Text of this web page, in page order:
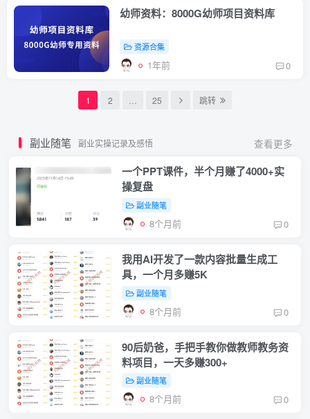
幼师资料：8000G幼师项目资料库
资源合集
1年前 0
1 2 … 25 跳转
副业随笔 副业实操记录及感悟 查看更多
一个PPT课件，半个月赚了4000+实
操复盘
副业随笔
8个月前 0
我用AI开发了一款内容批量生成工
具，一个月多赚5K
副业随笔
8个月前 0
90后奶爸，手把手教你做教师教务资
料项目，一天多赚300+
副业随笔
8个月前 0